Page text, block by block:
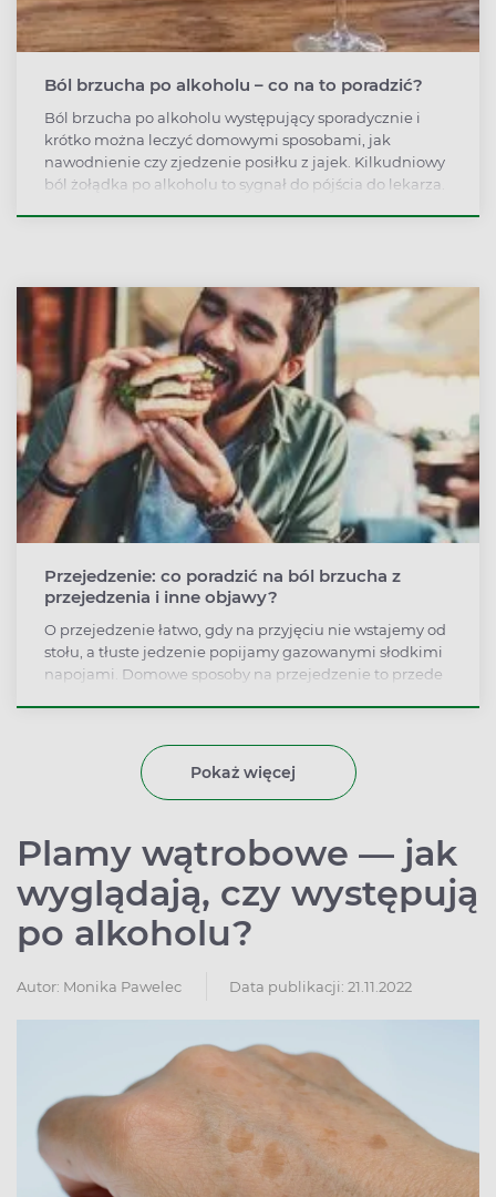
Ból brzucha po alkoholu – co na to poradzić?
Ból brzucha po alkoholu występujący sporadycznie i
krótko można leczyć domowymi sposobami, jak
nawodnienie czy zjedzenie posiłku z jajek. Kilkudniowy
ból żołądka po alkoholu to sygnał do pójścia do lekarza.
Przejedzenie: co poradzić na ból brzucha z
przejedzenia i inne objawy?
O przejedzenie łatwo, gdy na przyjęciu nie wstajemy od
stołu, a tłuste jedzenie popijamy gazowanymi słodkimi
napojami. Domowe sposoby na przejedzenie to przede
Pokaż więcej
Plamy wątrobowe — jak
wyglądają, czy występują
po alkoholu?
Autor: Monika Pawelec Data publikacji: 21.11.2022